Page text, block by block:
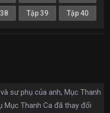
Tập 39 Tập 40
sư phụ của anh, Mục Thanh
Mục Thanh Ca đã thay đổi